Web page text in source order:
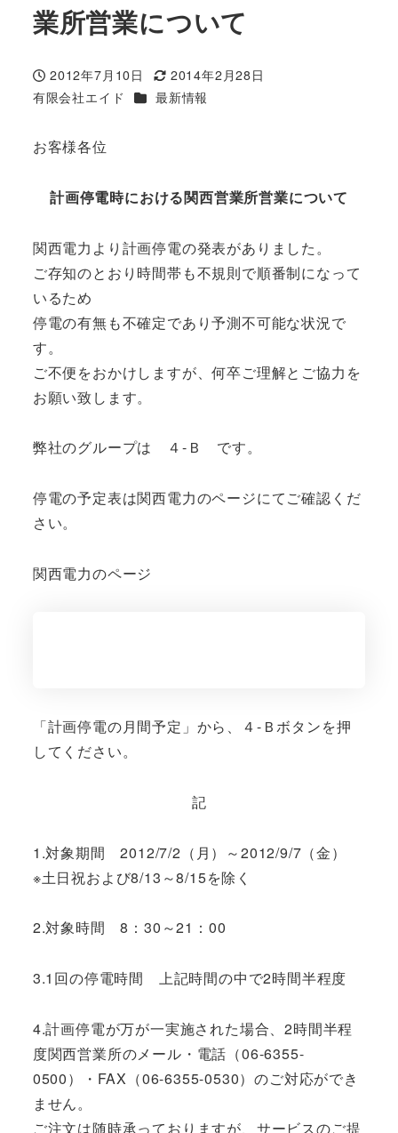
業所営業について
投稿日
2012年7月10日
更新日
2014年2月28日
著
有限会社エイド カテゴリー
最新情報
お客様各位
計画停電時における関西営業所営業について
関西電力より計画停電の発表がありました。
ご存知のとおり時間帯も不規則で順番制になって
いるため
停電の有無も不確定であり予測不可能な状況で
す。
ご不便をおかけしますが、何卒ご理解とご協力を
お願い致します。
弊社のグループは ４-Ｂ です。
停電の予定表は関西電力のページにてご確認くだ
さい。
関西電力のページ
「計画停電の月間予定」から、４-Ｂボタンを押
してください。
記
1.対象期間 2012/7/2（月）～2012/9/7（金）
※土日祝および8/13～8/15を除く
2.対象時間 8：30～21：00
3.1回の停電時間 上記時間の中で2時間半程度
4.計画停電が万が一実施された場合、2時間半程
度関西営業所のメール・電話（06-6355-
0500）・FAX（06-6355-0530）のご対応ができ
ません。
ご注文は随時承っておりますが、サービスのご提